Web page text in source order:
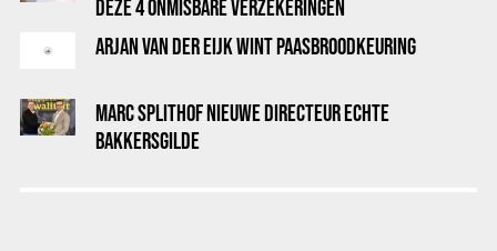
DEZE 4 ONMISBARE VERZEKERINGEN
ARJAN VAN DER EIJK WINT PAASBROODKEURING
MARC SPLITHOF NIEUWE DIRECTEUR ECHTE
BAKKERSGILDE